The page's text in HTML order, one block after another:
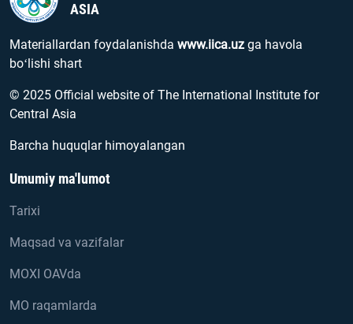
ASIA
Materiallardan foydalanishda www.iica.uz ga havola
boʻlishi shart
© 2025 Official website of The International Institute for
Central Asia
Barcha huquqlar himoyalangan
Umumiy ma'lumot
Tarixi
Maqsad va vazifalar
MOXI OAVda
MO raqamlarda